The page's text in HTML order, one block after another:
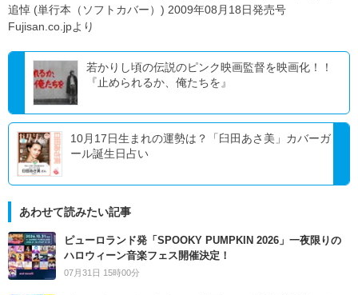
追悼 (単行本（ソフトカバー）) 2009年08月18日発売号
Fujisan.co.jpより
若かりし頃の伝説のピンク映画監督を映画化！！
『止められるか、俺たちを』
10月17日生まれの運勢は？「臼田あさ美」カバーガ
ール誕生日占い
あわせて読みたい記事
ピューロランド発「SPOOKY PUMPKIN 2026」一夜限りの
ハロウィーン音楽フェス開催決定！
07月31日 15時00分